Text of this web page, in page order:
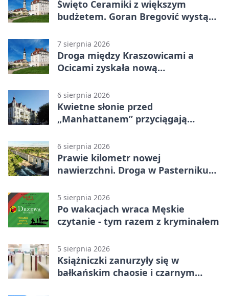
Święto Ceramiki z większym
budżetem. Goran Bregović wystąpi
7 sierpnia 2026
Droga między Kraszowicami a
Ocicami zyskała nową
6 sierpnia 2026
Kwietne słonie przed
„Manhattanem” przyciągają
6 sierpnia 2026
Prawie kilometr nowej
nawierzchni. Droga w Pasterniku
5 sierpnia 2026
Po wakacjach wraca Męskie
czytanie - tym razem z kryminałem
5 sierpnia 2026
Książniczki zanurzyły się w
bałkańskim chaosie i czarnym